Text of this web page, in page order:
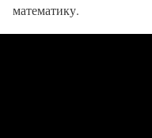
математику.